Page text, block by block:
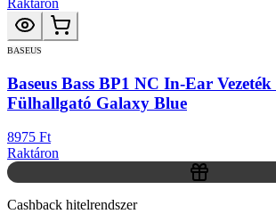
Raktáron
BASEUS
Baseus Bass BP1 NC In-Ear
Fülhallgató Galaxy Blue
8975 Ft
Raktáron
Cashback hitelrendszer